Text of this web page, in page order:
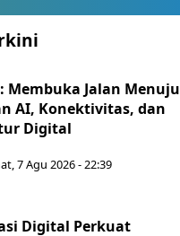
Membuka Jalan Menuju
AI, Konektivitas, dan
Digital
7 Agu 2026 - 22:39
Digital Perkuat